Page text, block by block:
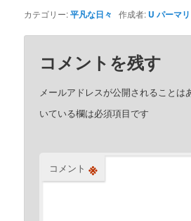
カテゴリー:平凡な日々 作成者: U パーマ
コメントを残す
メールアドレスが公開されることは
いている欄は必須項目です
コメント ※